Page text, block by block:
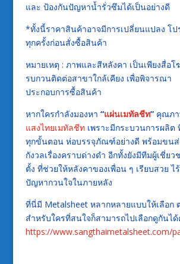
และ ป้องกันปัญหาน้ำรั่วซึมได้เป็นอย่างดี
*ทั้งนี้ราคาสินค้าอาจมีการเปลี่ยนแปลง โ
ทุกครั้งก่อนสั่งซื้อสินค้า
หมายเหตุ : ภาพและสีหลังคา เป็นเพียงสื่อ
รบกวนติดต่อสาขาใกล้เคียง เพื่อพิจารณา
ประกอบการซื้อสินค้า
หากใครกำลังมองหา “แผ่นเมทัลชีท” คุณภ
แสงไทยเมทัลชีท เพราะมีกระบวนการผลิต
ทุกขั้นตอน ห่อบรรจุภัณฑ์อย่างดี พร้อมขน
กังวลเรื่องคราบด่างดำ อีกทั้งยังมีทีมผู้เชี่ย
ตั้ง ที่ช่วยให้หลังคาของเพื่อน ๆ เรียบสวย ไ
ปัญหากวนใจในภายหลัง
ที่นี่มี Metalsheetหลากหลายแบบให้เลือก
สำหรับใครที่สนใจก็สามารถไปเลือกดูกันไ
https://www.sangthaimetalsheet.com/